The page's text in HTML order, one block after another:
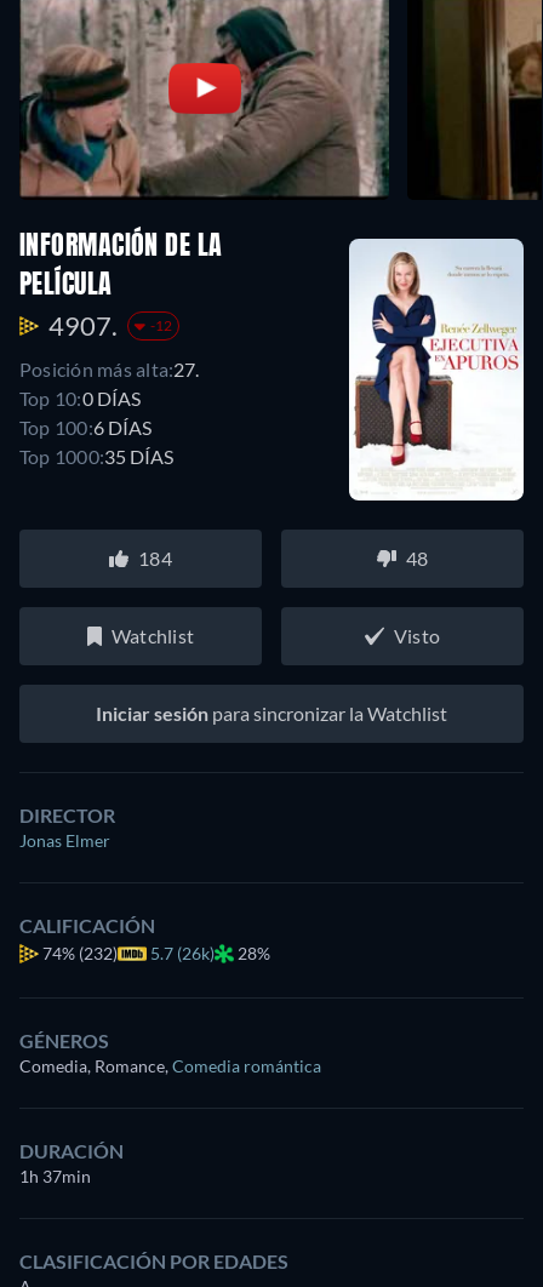
INFORMACIÓN DE LA
PELÍCULA
4907. -12
Posición más alta:27.
Top 10:0 DÍAS
Top 100:6 DÍAS
Top 1000:35 DÍAS
184 48
Watchlist Visto
Iniciar sesión para sincronizar la Watchlist
DIRECTOR
Jonas Elmer
CALIFICACIÓN
74% (232) 5.7 (26k) 28%
GÉNEROS
Comedia, Romance,Comedia romántica
DURACIÓN
1h 37min
CLASIFICACIÓN POR EDADES